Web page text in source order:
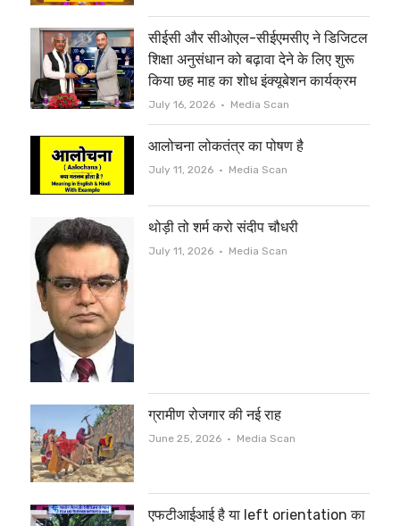
r
o
k
सीईसी और सीओएल-सीईएमसीए ने डिजिटल
शिक्षा अनुसंधान को बढ़ावा देने के लिए शुरू
किया छह माह का शोध इंक्यूबेशन कार्यक्रम
July 16, 2026 Author
Media Scan
आलोचना लोकतंत्र का पोषण है
July 11, 2026 Author
Media Scan
थोड़ी तो शर्म करो संदीप चौधरी
July 11, 2026 Author
Media Scan
ग्रामीण रोजगार की नई राह
June 25, 2026 Author
Media Scan
एफटीआईआई है या left orientation का